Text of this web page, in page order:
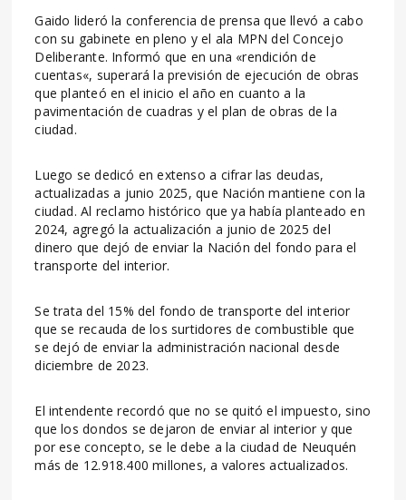
Gaido lideró la conferencia de prensa que llevó a cabo
con su gabinete en pleno y el ala MPN del Concejo
Deliberante. Informó que en una «rendición de
cuentas«, superará la previsión de ejecución de obras
que planteó en el inicio el año en cuanto a la
pavimentación de cuadras y el plan de obras de la
ciudad.
Luego se dedicó en extenso a cifrar las deudas,
actualizadas a junio 2025, que Nación mantiene con la
ciudad. Al reclamo histórico que ya había planteado en
2024, agregó la actualización a junio de 2025 del
dinero que dejó de enviar la Nación del fondo para el
transporte del interior.
Se trata del 15% del fondo de transporte del interior
que se recauda de los surtidores de combustible que
se dejó de enviar la administración nacional desde
diciembre de 2023.
El intendente recordó que no se quitó el impuesto, sino
que los dondos se dejaron de enviar al interior y que
por ese concepto, se le debe a la ciudad de Neuquén
más de 12.918.400 millones, a valores actualizados.